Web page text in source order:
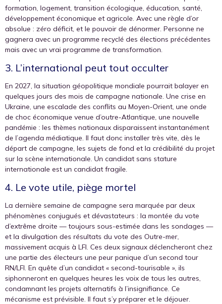
formation, logement, transition écologique, éducation, santé,
développement économique et agricole. Avec une règle d’or
absolue : zéro déficit, et le pouvoir de dénormer. Personne ne
gagnera avec un programme recyclé des élections précédentes
mais avec un vrai programme de transformation.
3. L’international peut tout occulter
En 2027, la situation géopolitique mondiale pourrait balayer en
quelques jours des mois de campagne nationale. Une crise en
Ukraine, une escalade des conflits au Moyen-Orient, une onde
de choc économique venue d’outre-Atlantique, une nouvelle
pandémie : les thèmes nationaux disparaissent instantanément
de l’agenda médiatique. Il faut donc installer très vite, dès le
départ de campagne, les sujets de fond et la crédibilité du projet
sur la scène internationale. Un candidat sans stature
internationale est un candidat fragile.
4. Le vote utile, piège mortel
La dernière semaine de campagne sera marquée par deux
phénomènes conjugués et dévastateurs : la montée du vote
d’extrême droite — toujours sous-estimée dans les sondages —
et la divulgation des résultats du vote des Outre-mer,
massivement acquis à LFI. Ces deux signaux déclencheront chez
une partie des électeurs une peur panique d’un second tour
RN/LFI. En quête d’un candidat « second-tourisable », ils
siphonneront en quelques heures les voix de tous les autres,
condamnant les projets alternatifs à l’insignifiance. Ce
mécanisme est prévisible. Il faut s’y préparer et le déjouer.